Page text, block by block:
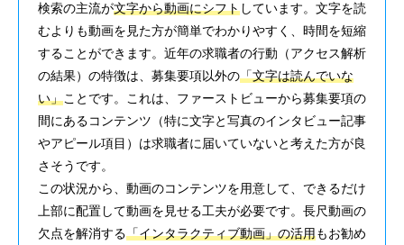
検索の主流が文字から動画にシフトしています。文字を読
むよりも動画を見た方が簡単でわかりやすく、時間を短縮
することができます。近年の求職者の行動（アクセス解析
の結果）の特徴は、募集要項以外の「文字は読んでいな
い」ことです。これは、ファーストビューから募集要項の
間にあるコンテンツ（特に文字と写真のインタビュー記事
やアピール項目）は求職者に届いていないと考えた方が良
さそうです。
この状況から、動画のコンテンツを用意して、できるだけ
上部に配置して動画を見せる工夫が必要です。長尺動画の
欠点を解消する「インタラクティブ動画」の活用もお勧め